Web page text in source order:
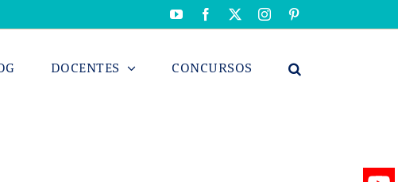
YouTubeFacebook Instagram
DOCENTES CONCURSOS